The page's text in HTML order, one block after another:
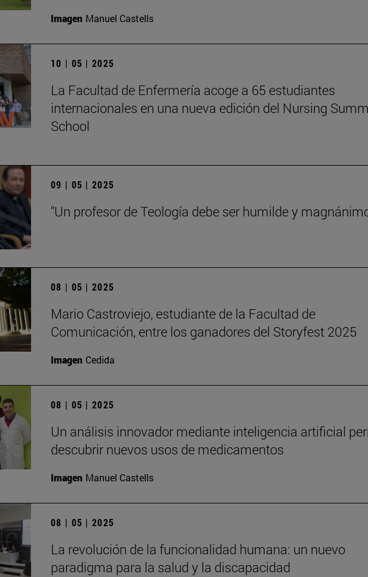
Imagen Manuel Castells
10 | 05 | 2025
La Facultad de Enfermería acoge a 65 estudiantes
internacionales en una nueva edición del Nursing
School
09 | 05 | 2025
"Un profesor de Teología debe ser humilde y
08 | 05 | 2025
Mario Castroviejo, estudiante de la Facultad de
Comunicación, entre los ganadores del Storyfest 2025
Imagen Cedida
08 | 05 | 2025
Un análisis innovador mediante inteligencia artificial
descubrir nuevos usos de medicamentos
Imagen Manuel Castells
08 | 05 | 2025
La revolución de la funcionalidad humana: un nuevo
paradigma para la salud y la discapacidad